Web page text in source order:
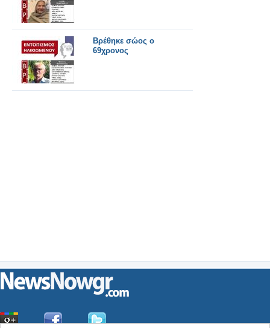
Βρέθηκε σώος ο
69χρονος